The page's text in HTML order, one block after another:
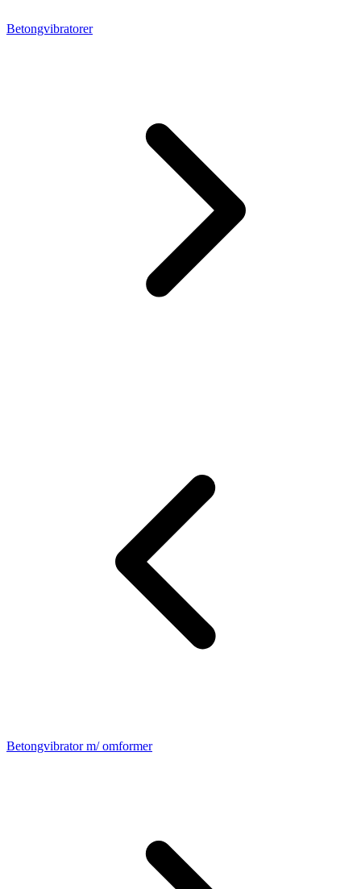
Betongvibratorer
Betongvibrator m/ omformer